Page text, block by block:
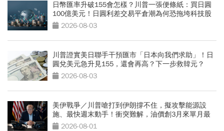
日幣匯率升破155會怎樣？川普一張便條紙：買日圓
100億美元！日圓利差交易平倉潮為何恐拖垮科技股
｜全球瞭望
2026-08-03
川普證實美日聯手干預匯市「日本向我們求助」！日
圓兌美元急升見155，還會再高？下一步救韓元？
2026-08-03
美伊戰爭／川普嗆打到伊朗撐不住，擬攻擊能源設
施、最快週末動手！衝突難解，油價創3月來單月最
強 2026-08-01